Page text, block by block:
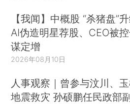
【我闻】中概股 “杀猪盘”
AI伪造明星荐股、CEO被
谋定增
2026年08月10日
人事观察｜曾参与汶川、
地震救灾 孙硕鹏任民政部副